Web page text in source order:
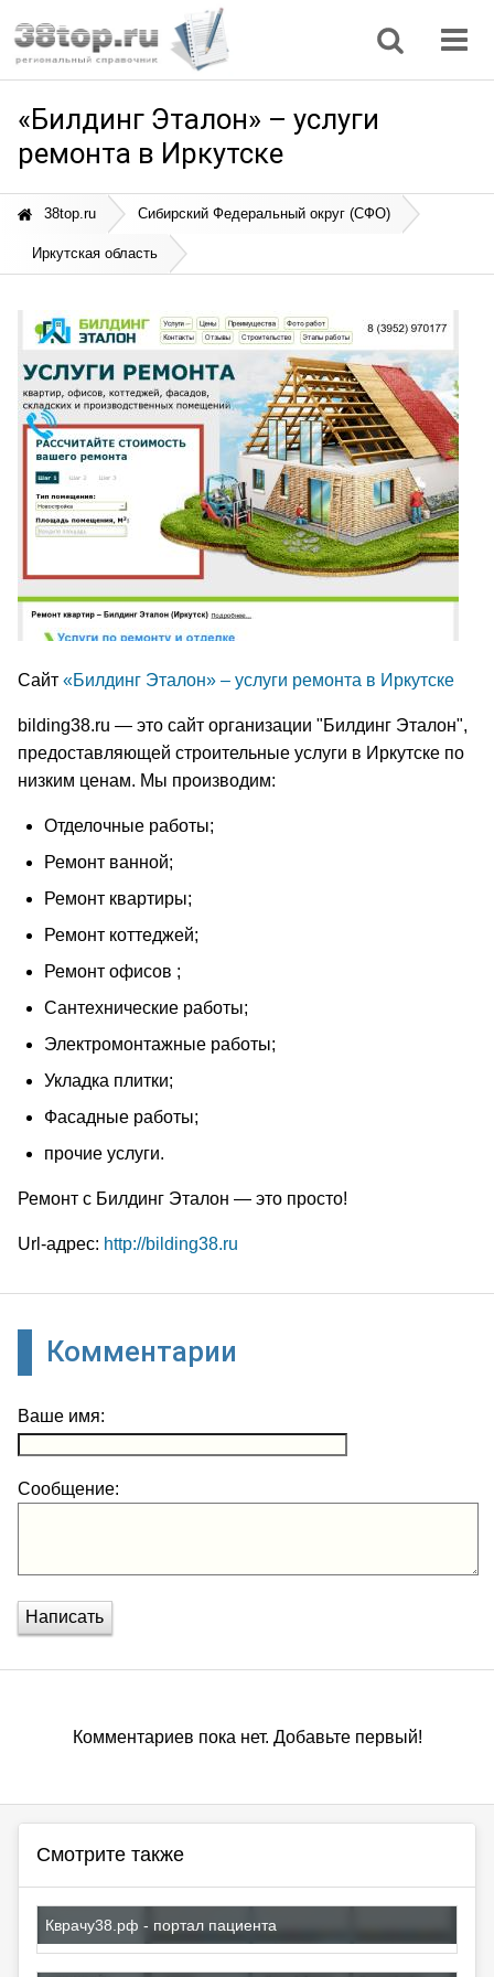
«Билдинг Эталон» – услуги
ремонта в Иркутске
38top.ru Сибирский Федеральный округ (СФО)
Иркутская область
Сайт «Билдинг Эталон» – услуги ремонта в Иркутске
bilding38.ru — это сайт организации "Билдинг Эталон",
предоставляющей строительные услуги в Иркутске по
низким ценам. Мы производим:
Отделочные работы;
Ремонт ванной;
Ремонт квартиры;
Ремонт коттеджей;
Ремонт офисов ;
Сантехнические работы;
Электромонтажные работы;
Укладка плитки;
Фасадные работы;
прочие услуги.
Ремонт с Билдинг Эталон — это просто!
Url-адрес: http://bilding38.ru
Комментарии
Ваше имя:
Сообщение:
Написать
Комментариев пока нет. Добавьте первый!
Смотрите также
Кврачу38.рф - портал пациента